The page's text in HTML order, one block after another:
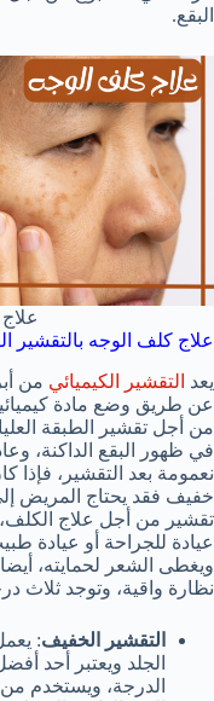
البقع.
علاج كلف الوجه بالتقشير
يعد التقشير الكيميائي من
عن طريق وضع مادة
من أجل تقشير الطبقة
في ظهور البقع الداكنة،
نعمومة بعد التقشير، فإذا
خفيف فقد يحتاج المريض
تقشير من أجل علاج الكلف،
عيادة للجراحة أو عيادة
ويغطى الشعر لحمايته،
نظارة واقية، وتوجد ثلاث
التقشير الخفيف:
الجلد ويعتبر أحد
الدرجة، ويستخدم